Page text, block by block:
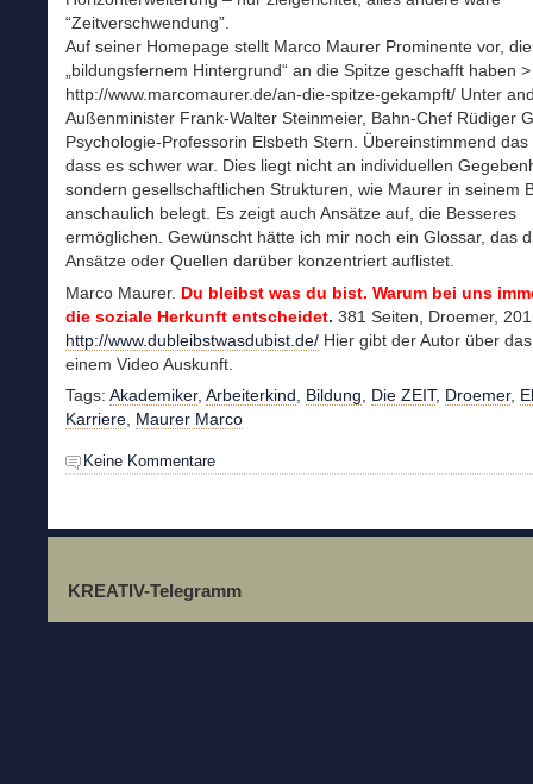
“Zeitverschwendung”.
Auf seiner Homepage stellt Marco Maurer Prominente vor,
„bildungsfernem Hintergrund“ an die Spitze geschafft haben >
http://www.marcomaurer.de/an-die-spitze-gekampft/ Unter
Außenminister Frank-Walter Steinmeier, Bahn-Chef Rüdiger
Psychologie-Professorin Elsbeth Stern. Übereinstimmend das
dass es schwer war. Dies liegt nicht an individuellen
sondern gesellschaftlichen Strukturen, wie Maurer in seinem
anschaulich belegt. Es zeigt auch Ansätze auf, die Besseres
ermöglichen. Gewünscht hätte ich mir noch ein Glossar, das
Ansätze oder Quellen darüber konzentriert auflistet.
Marco Maurer. Du bleibst was du bist. Warum bei uns
die soziale Herkunft entscheidet. 381 Seiten, Droemer,
http://www.dubleibstwasdubist.de/ Hier gibt der Autor über
einem Video Auskunft.
Tags: Akademiker, Arbeiterkind Bildung Die ZEIT, Droemer,
Karriere Maurer Marco
Keine Kommentare
KREATIV-Telegramm